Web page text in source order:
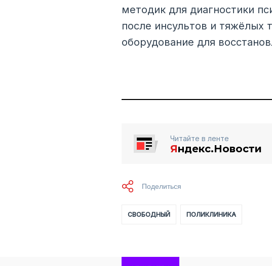
методик для диагностики
после инсультов и тяжёлых
оборудование для
Читайте в ленте
Яндекс.Новости
СВОБОДНЫЙ ПОЛИКЛИНИКА